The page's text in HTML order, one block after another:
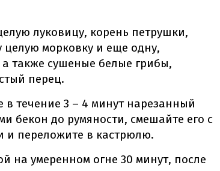
луковицу, корень петрушки,
целую морковку и еще одну,
также сушеные белые грибы,
перец.
в течение 3 – 4 минут нарезанный
бекон до румяности, смешайте его с
и переложите в кастрюлю.
на умеренном огне 30 минут, после